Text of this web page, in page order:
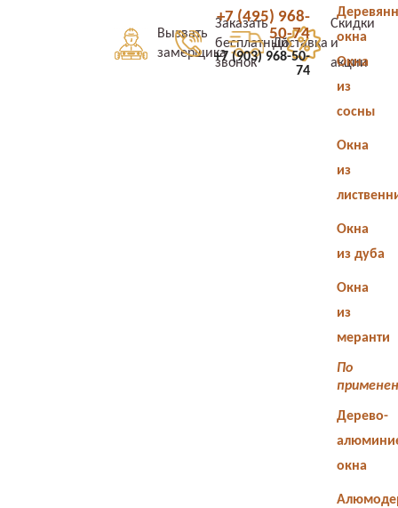
Вызвать
замерщика
Заказать
бесплатный
звонок
Доставка
Скидки
и
акции
+7 (495) 968-
50-74
+7 (903) 968-50-
74
окна
Окна
из
сосны
Окна
из
Окна
из дуба
Окна
из
меранти
По
Дерево-
окна